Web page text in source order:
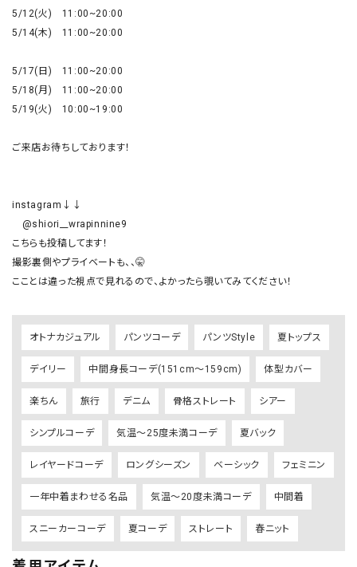
5/12(火)　11:00~20:00
5/14(木)　11:00~20:00
5/17(日)　11:00~20:00
5/18(月)　11:00~20:00
5/19(火)　10:00~19:00
ご来店お待ちしております！
instagram↓↓
@shiori__wrapinnine9
こちらも投稿してます！
撮影裏側やプライベートも、、🤫
オトナカジュアル パンツコーデ パンツStyle 夏トップス
デイリー 中間身長コーデ(151cm～159cm) 体型カバー
楽ちん 旅行 デニム 骨格ストレート シアー
シンプルコーデ 気温～25度未満コーデ 夏バック
レイヤードコーデ ロングシーズン ベーシック フェミニン
一年中着まわせる名品 気温～20度未満コーデ 中間着
スニーカーコーデ 夏コーデ ストレート 春ニット